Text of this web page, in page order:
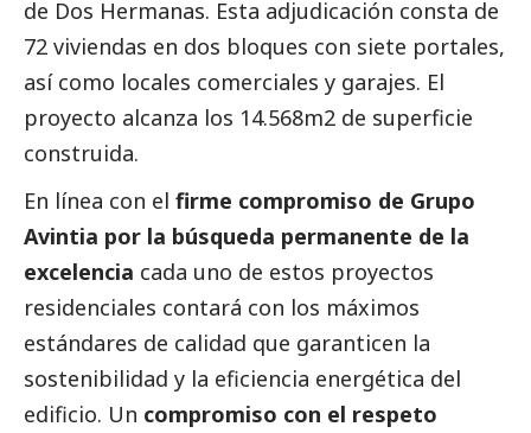
de Dos Hermanas. Esta adjudicación consta de
72 viviendas en dos bloques con siete portales,
así como locales comerciales y garajes. El
proyecto alcanza los 14.568m2 de superficie
construida.
En línea con el firme compromiso de Grupo
Avintia por la búsqueda permanente de la
excelencia cada uno de estos proyectos
residenciales contará con los máximos
estándares de calidad que garanticen la
sostenibilidad y la eficiencia energética del
edificio. Un compromiso con el respeto